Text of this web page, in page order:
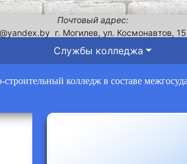
Почтовый адрес:
г. Могилев, ул. Космонавтов, 15
Службы колледжа
строительный колледж в составе